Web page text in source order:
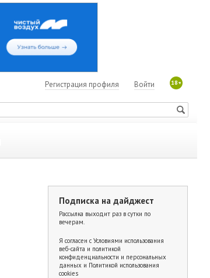
18+
Войти
Регистрация профиля
Подписка на дайджест
Рассылка выходит раз в сутки по
вечерам.
Я согласен с Условиями использования
веб-сайта и политикой
конфиденциальности и персональных
данных и Политикой использования
cookies